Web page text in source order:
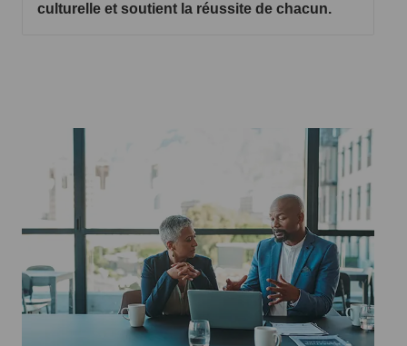
culturelle et soutient la réussite de chacun.